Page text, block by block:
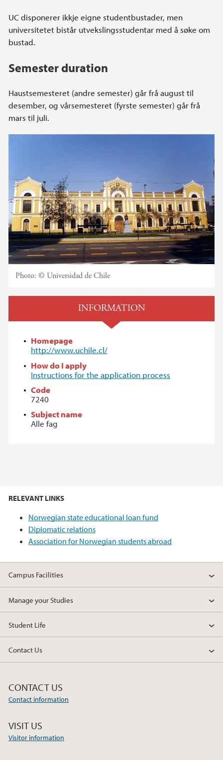
UC disponerer ikkje eigne studentbustader, men
universitetet bistår utvekslingsstudentar med å søke om
bustad.
Semester duration
Haustsemesteret (andre semester) går frå august til
desember, og vårsemesteret (fyrste semester) går frå
mars til juli.
Photo: © Universidad de Chile
INFORMATION
Homepage
http://www.uchile.cl/
How do I apply
Instructions for the application process
Code
7240
Subject name
Alle fag
RELEVANT LINKS
Norwegian state educational loan fund
Diplomatic relations
Association for Norwegian students abroad
Campus Facilities
Manage your Studies
Student Life
Contact Us
CONTACT US
Contact information
VISIT US
Visitor information